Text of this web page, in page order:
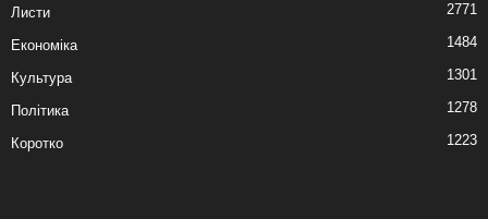
Листи 2771
Економіка 1484
Культура 1301
Політика 1278
Коротко 1223